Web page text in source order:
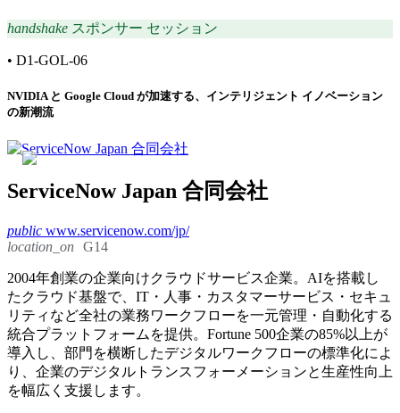
handshake スポンサー セッション
• D1-GOL-06
NVIDIA と Google Cloud が加速する、インテリジェント イノベーション
の新潮流
ServiceNow Japan 合同会社
public www.servicenow.com/jp/
location_on G14
2004年創業の企業向けクラウドサービス企業。AIを搭載し
たクラウド基盤で、IT・人事・カスタマーサービス・セキュ
リティなど全社の業務ワークフローを一元管理・自動化する
統合プラットフォームを提供。Fortune 500企業の85%以上が
導入し、部門を横断したデジタルワークフローの標準化によ
り、企業のデジタルトランスフォーメーションと生産性向上
を幅広く支援します。